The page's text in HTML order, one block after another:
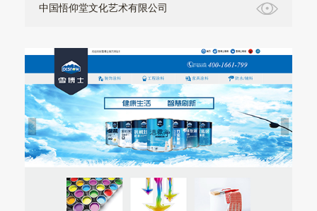
中国悟仰堂文化艺术有限公司